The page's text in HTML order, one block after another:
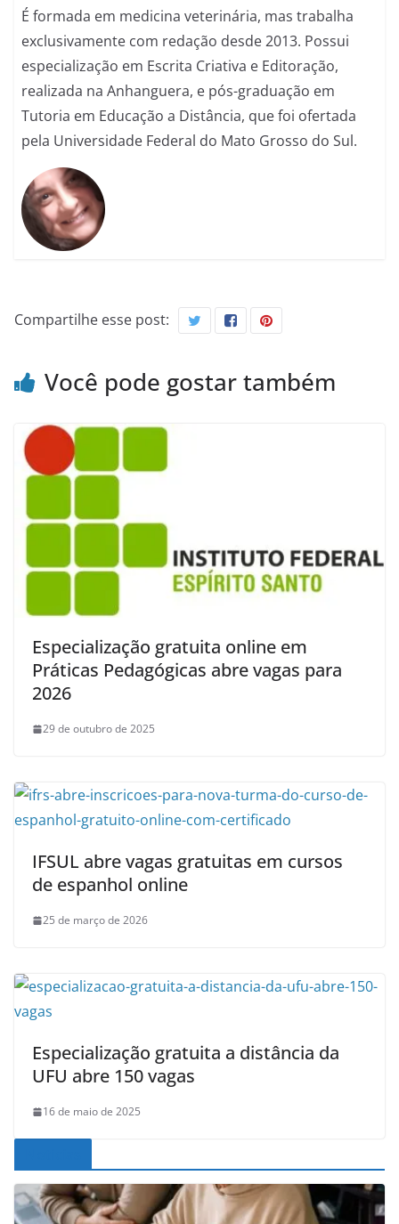
É formada em medicina veterinária, mas trabalha
exclusivamente com redação desde 2013. Possui
especialização em Escrita Criativa e Editoração,
realizada na Anhanguera, e pós-graduação em
Tutoria em Educação a Distância, que foi ofertada
pela Universidade Federal do Mato Grosso do Sul.
Compartilhe esse post:
Você pode gostar também
Especialização gratuita online em
Práticas Pedagógicas abre vagas para
2026
29 de outubro de 2025
IFSUL abre vagas gratuitas em cursos
de espanhol online
25 de março de 2026
Especialização gratuita a distância da
UFU abre 150 vagas
16 de maio de 2025